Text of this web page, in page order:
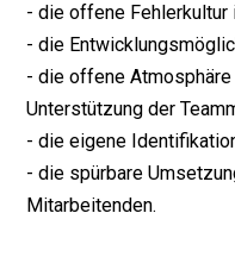
- die offene Fehlerkultur
- die
- die offene
Unterstützung der
- die eigene
- die spürbare
Mitarbeitenden.